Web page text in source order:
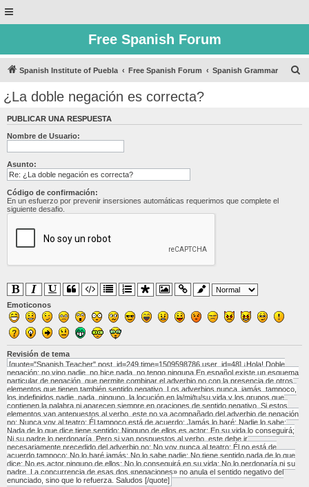
Free Spanish Forum
Spanish Institute of Puebla Free Spanish Forum Spanish Grammar
¿La doble negación es correcta?
PUBLICAR UNA RESPUESTA
Nombre de Usuario:
Asunto:
Código de confirmación:
En un esfuerzo por prevenir insersiones automáticas requerimos que complete el
siguiente desafio.
Emoticonos
Revisión de tema
[quote="Spanish Teacher" post_id=249 time=1509598786 user_id=48] ¡Hola! Doble
negación: no vino nadie, no hice nada, no tengo ninguna En español existe un esquema
particular de negación, que permite combinar el adverbio no con la presencia de otros
elementos que tienen también sentido negativo. Los adverbios nunca, jamás, tampoco,
los indefinidos nadie, nada, ninguno, la locución en la/mi/tu/su vida y los grupos que
contienen la palabra ni aparecen siempre en oraciones de sentido negativo. Si estos
elementos van antepuestos al verbo, este no va acompañado del adverbio de negación
no: Nunca voy al teatro; Él tampoco está de acuerdo; Jamás lo haré; Nadie lo sabe;
Nada de lo que dice tiene sentido; Ninguno de ellos es actor; En su vida lo conseguirá;
Ni su padre lo perdonaría. Pero si van pospuestos al verbo, este debe ir
necesariamente precedido del adverbio no: No voy nunca al teatro; Él no está de
acuerdo tampoco; No lo haré jamás; No lo sabe nadie; No tiene sentido nada de lo que
dice; No es actor ninguno de ellos; No lo conseguirá en su vida; No lo perdonaría ni su
padre. La concurrencia de esas dos «negaciones» no anula el sentido negativo del
enunciado, sino que lo refuerza. Saludos [/quote]